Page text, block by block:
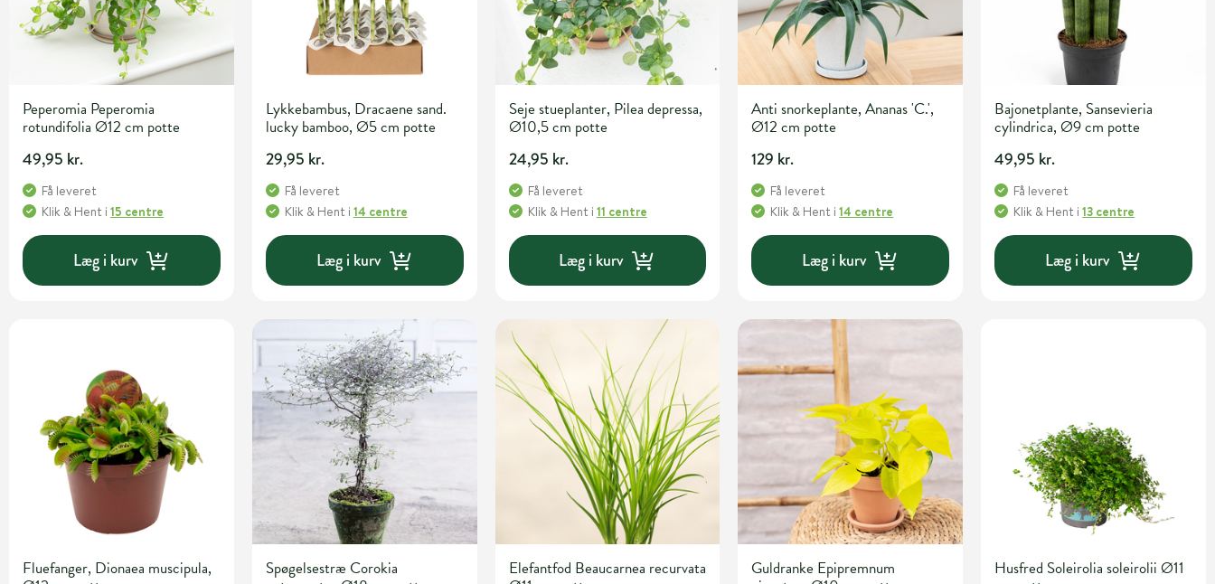
Peperomia Peperomia
rotundifolia Ø12 cm potte
49,95 kr.
Få leveret
Klik & Hent i 15 centre
Læg i kurv
Lykkebambus, Dracaene sand.
lucky bamboo, Ø5 cm potte
29,95 kr.
Få leveret
Klik & Hent i 14 centre
Læg i kurv
Seje stueplanter, Pilea depressa,
Ø10,5 cm potte
24,95 kr.
Få leveret
Klik & Hent i 11 centre
Læg i kurv
Anti snorkeplante, Ananas 'C.',
Ø12 cm potte
129 kr.
Få leveret
Klik & Hent i14 centre
Læg i kurv
Bajonetplante, Sansevieria
cylindrica, Ø9 cm potte
49,95 kr.
Få leveret
Klik & Hent i13 centre
Læg i kurv
Fluefanger, Dionaea muscipula,
Spøgelsestræ Corokia
Elefantfod Beaucarnea recurvata
Guldranke Epipremnum
Husfred Soleirolia soleirolii Ø11